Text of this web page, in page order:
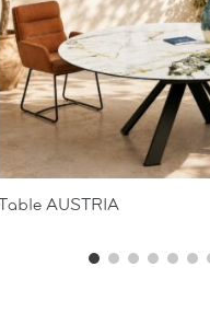
AUSTRIA